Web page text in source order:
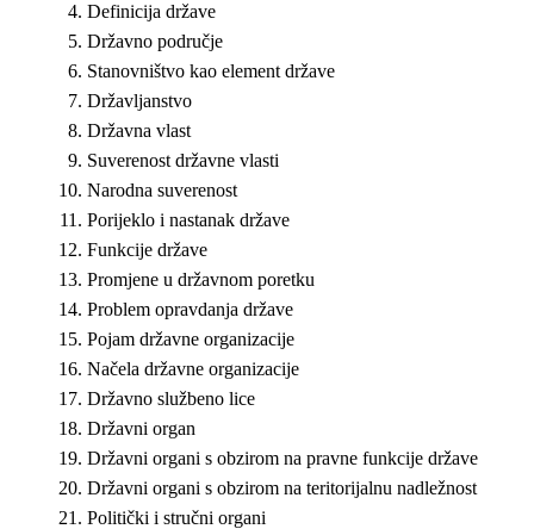
Definicija države
Državno područje
Stanovništvo kao element države
Državljanstvo
Državna vlast
Suverenost državne vlasti
Narodna suverenost
Porijeklo i nastanak države
Funkcije države
Promjene u državnom poretku
Problem opravdanja države
Pojam državne organizacije
Načela državne organizacije
Državno službeno lice
Državni organ
Državni organi s obzirom na pravne funkcije države
Državni organi s obzirom na teritorijalnu nadležnost
Politički i stručni organi